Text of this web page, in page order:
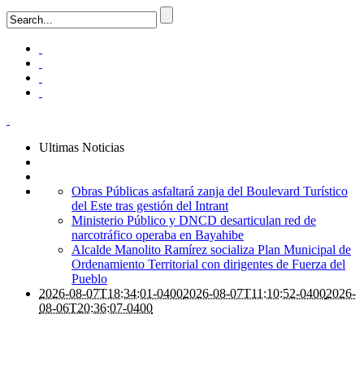
Ultimas Noticias
Obras Públicas asfaltará zanja del Boulevard Turístico
del Este tras gestión del Intrant
Ministerio Público y DNCD desarticulan red de
narcotráfico operaba en Bayahibe
Alcalde Manolito Ramírez socializa Plan Municipal de
Ordenamiento Territorial con dirigentes de Fuerza del
Pueblo
2026-08-07T18:34:01-04002026-08-07T11:10:52-04002026-
08-06T20:36:07-0400